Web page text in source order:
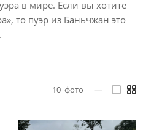
в мире. Если вы хотите
то пуэр из Баньчжан это
10 фото